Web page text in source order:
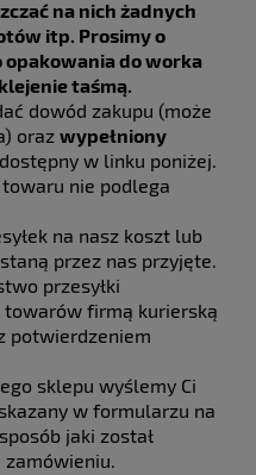
na nich żadnych
itp. Prosimy o
opakowania do worka
taśmą.
dowód zakupu (może
oraz wypełniony
dostępny w linku poniżej.
towaru nie podlega
na nasz koszt lub
przez nas przyjęte.
przesyłki
towarów firmą kurierską
potwierdzeniem
sklepu wyślemy Ci
w formularzu na
jaki został